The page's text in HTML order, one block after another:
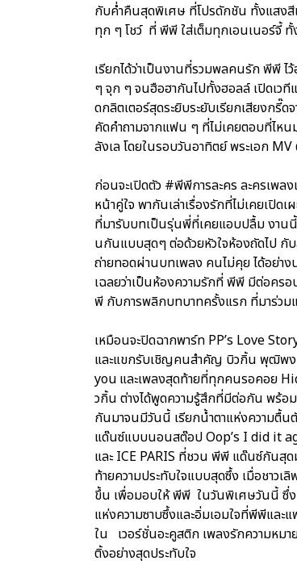
กับค่ำคืนสุดพิเศษ ที่โปรดักชัน ทั้งแสงสี
ทุก ๆ โชว์ ที่ พีพี ใส่เต็มทุกเอนเนอร์จี้
เรียกได้ว่าเป็นงานที่รวมพลคนรัก พีพี
ๆ จุก ๆ จนฮือฮากันไปทั้งฮอลล์ เปิดเว
ดกลิตเตอร์สุดระยิบระยับเรียกเสียงก
คัดคำถามจากแฟน ๆ ที่ไม่เคยตอบที่ไห
ลังเล โดยในรอบวันอาทิตย์ พระเอก
ก่อนจะเปิดตัว #พีพีการละคร ละครเพ
หน้าคู่ใจ พากันเล่าเรื่องรักที่ไม่เคยเปิ
ที่มารับบทเป็นรุ่นพี่ที่เคยแอบปลื้ม งาน
นกันแบบสุดๆ ต่อด้วยหัวใจห้องถัดไป
ถ่ายทอดผ่านบทเพลง คนไม่คุย ได้อย่า
เฉลยว่าเป็นห้องความรักที่ พีพี มีต่อค
พี กับการพลิกบทบาทครั้งแรก ที่มาร่วม
เหมือนจะปิดฉากพาร์ท PP’s Love
และแขกรับเชิญคนสำคัญ บิวกิ้น พุฒิพ
you และเพลงสุดท้ายที่ทุกคนรอคอย
วกิ้น ต่างได้พูดความรู้สึกที่มีต่อกัน พร้อ
กันมาจนมีวันนี้ เรียกน้ำตาแห่งความตื้น
แด๊นซ์แบบนอนสต๊อป Oop’s I did it
และ ICE PARIS ที่ชวน พีพี แด๊นซ์กันสุ
ท้ายความประทับใจแบบสุดซึ้ง เมื่อชาว
ขึ้น เพื่อมอบให้ พีพี ในวันพิเศษวันนี้ ซึ่ง
แห่งความซาบซึ้งและอิ่มเอมใจที่พีพีแล
ใน เวอร์ชั่นอะคูสติก เพลงรักความหม
ติ้งอย่างสุดประทับใจ